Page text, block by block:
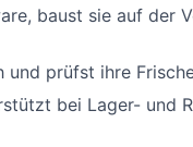
baust sie auf der
und prüfst ihre
bei Lager- und